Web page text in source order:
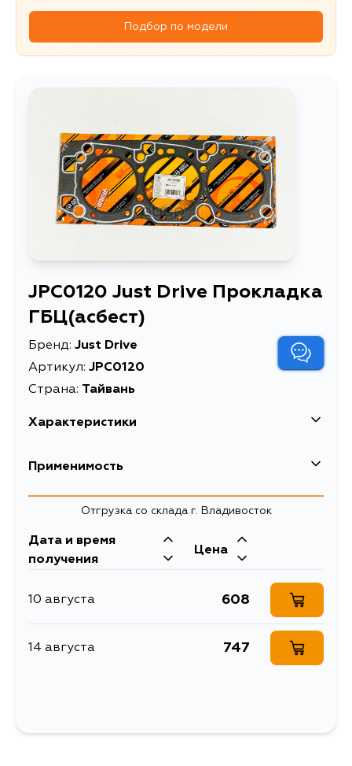
Подбор по модели
JPC0120 Just Drive Прокладка
ГБЦ(асбест)
Бренд: Just Drive
Артикул: JPC0120
Страна: Тайвань
Характеристики
Описание
Применимость
Mitsubishi
Кузов Двигатель
V25W, V45W, V25C, S26A, S27A
Отгрузка со склада г. Владивосток
Дата и время
получения
Цена
10 августа 608
14 августа 747